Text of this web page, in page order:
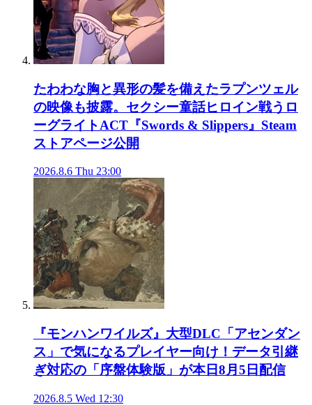
たわわな胸と異形の髪を備えたラプンツェル
の映像も披露。セクシー童話ヒロイン戦うロ
ーグライトACT『Swords & Slippers』Steam
ストアページ公開
2026.8.6 Thu 23:00
『モンハンワイルズ』大型DLC「アセンダン
ス」で気になるプレイヤー向け！データ引継
ぎ対応の「序盤体験版」が本日8月5日配信
2026.8.5 Wed 12:30